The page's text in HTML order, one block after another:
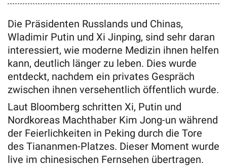
Die Präsidenten Russlands und Chinas,
Wladimir Putin und Xi Jinping, sind sehr daran
interessiert, wie moderne Medizin ihnen helfen
kann, deutlich länger zu leben. Dies wurde
entdeckt, nachdem ein privates Gespräch
zwischen ihnen versehentlich öffentlich wurde.
Laut Bloomberg schritten Xi, Putin und
Nordkoreas Machthaber Kim Jong-un während
der Feierlichkeiten in Peking durch die Tore
des Tiananmen-Platzes. Dieser Moment wurde
live im chinesischen Fernsehen übertragen.